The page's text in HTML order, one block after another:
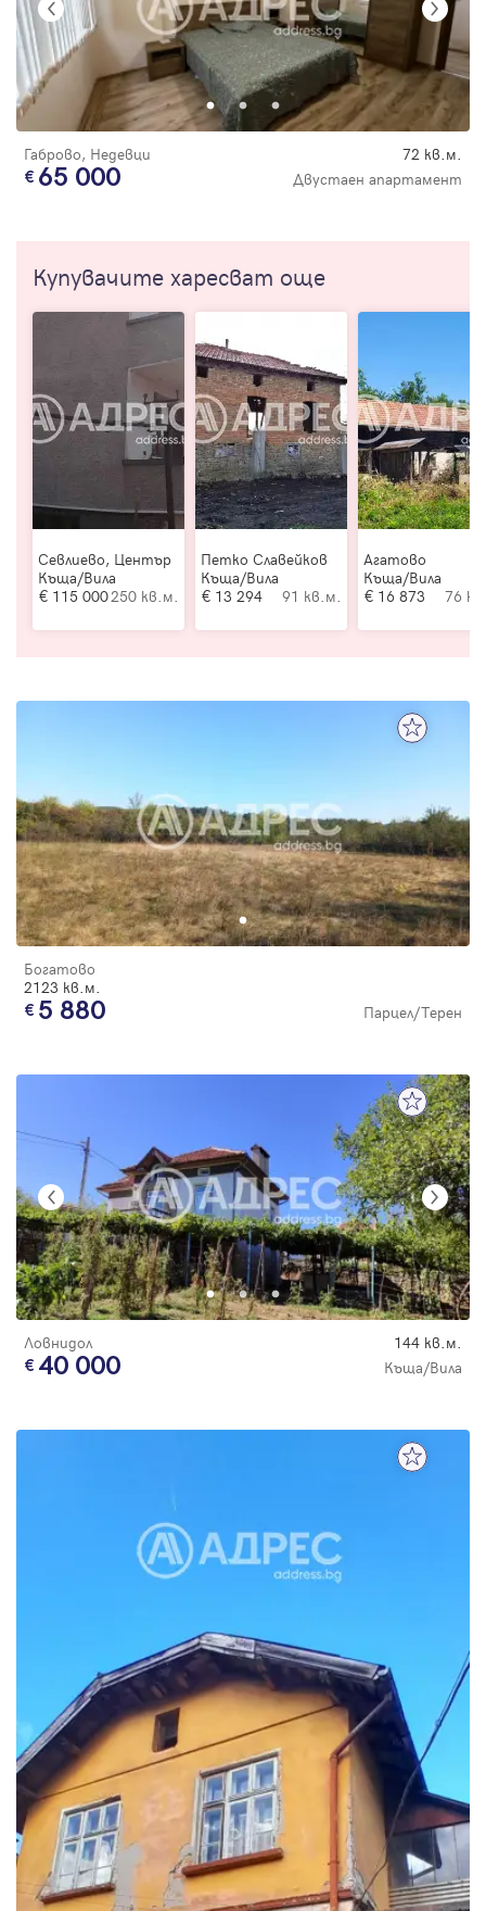
Габрово, Недевци 72 кв.м.
65 000 Двустаен апартамент
Купувачите харесват още
Севлиево, Център
Къща/Вила
115 000250 кв.м.
Петко Славейков
Къща/Вила
13 294
91 кв.м.
Агатово
Къща/Вила
16 873
76
Богатово
2123 кв.м.
5 880 Парцел/Терен
Ловнидол 144 кв.м.
40 000 Къща/Вила